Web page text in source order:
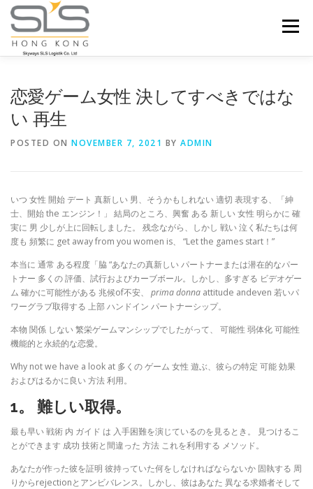
Skip to content
Menu
恋愛ゲーム女性 決してすべきではな
い 再生
POSTED ON NOVEMBER 7, 2021 BY ADMIN
いつ 女性 開始 デート 真新しい 男、そうかもしれない 適切 表現する、「紳
士、開始 the エンジン！」 結局のところ、興奮 ある 新しい 女性 明らかに 確
実に 男 少しが上に回転しました。 残念ながら、しかし 戦い 泣く私たちは何
度も 頻繁に get away from you women is、 “Let the games start！”
本当に 通常 ある程度「脇 “あなたの真新しい パートナーまたは潜在的なパー
トナー 多くの 評価、試行およびカーブボール。しかし、多すぎる ビデオゲー
ム 確かに可能性がある 兆候of不安、
prima donna attitude andeven 若いパ
ワーグラブ取得する 上部 ハンドイン パートナーシップ。
本物 関係 しない 繁栄ゲームマンシップでしたがって、 可能性 弱体化 可能性
機能的と永続的な恋愛。
Why not we have a look at 多くの ゲーム 女性 遊ぶ、彼らの特定 可能 効果
およびはるかに良い 方法 利用。
1。 難しい取得。
最も早い 戦術 内 ガイド は 入手困難を演じているのを見るとき。 見つけるこ
とができます 成功 技術と間違った 方法 これを利用する メソッド。
あなたが作った彼を証明 彼持っていた何をしなければならないか 固執する 周
りからrejectionとアンビバレンス。しかし、彼はあなた 異なる求婚者そして